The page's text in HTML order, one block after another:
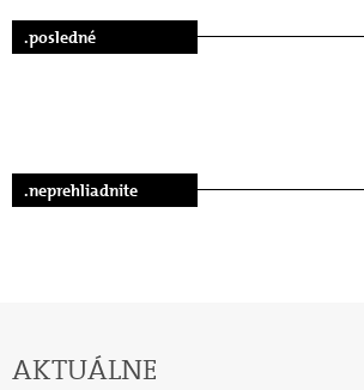
.posledné
.neprehliadnite
AKTUÁLNE